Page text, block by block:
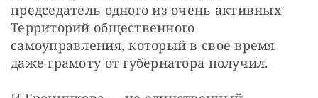
председатель одного из очень активных
Территорий общественного
самоуправления, который в свое время
даже грамоту от губернатора получил.